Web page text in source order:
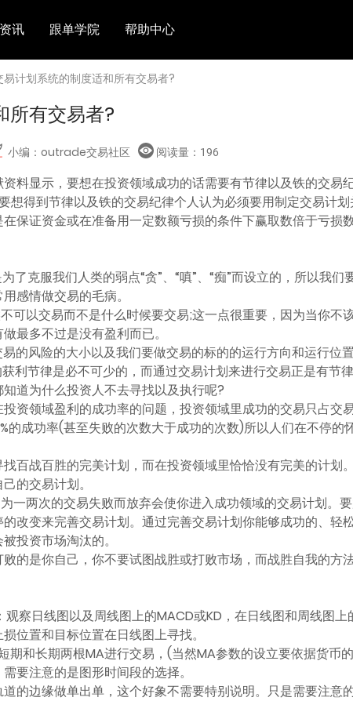
讯 跟单学院 帮助中心
易计划系统的制度适和所有交易者?
所有交易者?
小编：outrade交易社区 阅读量： 196
料显示，要想在投资领域成功的话需要有节律以及铁的交易
想得到节律以及铁的交易纪律个人认为必须要用制定交易计
证资金或在准备用一定数额亏损的条件下赢取数倍于亏损
了克服我们人类的弱点“贪”、“嗔”、“痴”而设立的，所以我们
感情做交易的毛病。
可以交易而不是什么时候要交易;这一点很重要，因为当你不
最多不过是没有盈利而已。
的风险的大小以及我们要做交易的标的的运行方向和运行位置
利节律是必不可少的，而通过交易计划来进行交易正是有节律
道为什么投资人不去寻找以及执行呢?
资领域盈利的成功率的问题，投资领域里成功的交易只占交
的成功率(甚至失败的次数大于成功的次数)所以人们在不停的
百战百胜的完美计划，而在投资领域里恰恰没有完美的计划
的交易计划。
一两次的交易失败而放弃会使你进入成功领域的交易计划。
改变来完善交易计划。通过完善交易计划你能够成功的、轻
投资市场淘汰的。
的是你自己，你不要试图战胜或打败市场，而战胜自我的方
察日线图以及周线图上的MACD或KD，在日线图和周线图
位置和目标位置在日线图上寻找。
和长期两根MA进行交易，(当然MA参数的设立要依据货币
要注意的是图形时间段的选择。
的边缘做单出单，这个好象不需要特别说明。只是需要注意